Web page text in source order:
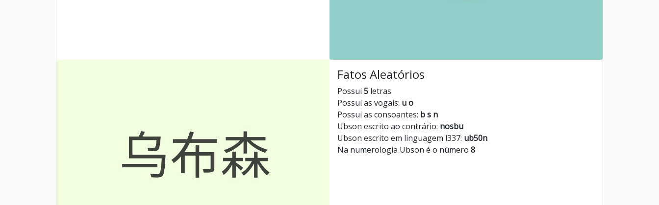
Fatos Aleatórios
Possui 5 letras
Possui as vogais: u o
Possui as consoantes: b s n
Ubson escrito ao contrário: nosbu
Ubson escrito em linguagem l337: ub50n
Na numerologia Ubson é o número 8